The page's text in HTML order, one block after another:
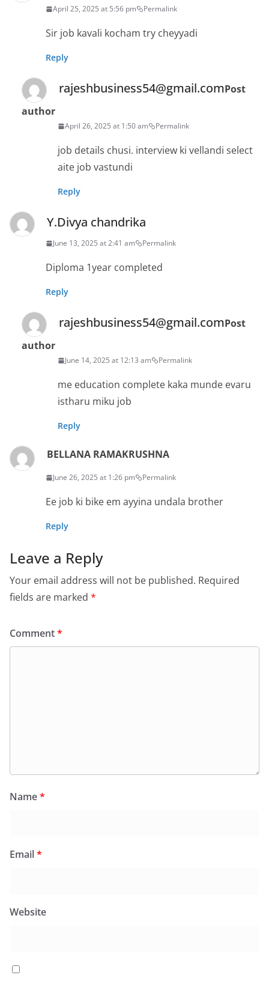
April 25, 2025 at 5:56 pm Permalink
Sir job kavali kocham try cheyyadi
Reply
rajeshbusiness54@gmail.comPost
author
April 26, 2025 at 1:50 am Permalink
job details chusi. interview ki vellandi select
aite job vastundi
Reply
Y.Divya chandrika
June 13, 2025 at 2:41 am Permalink
Diploma 1year completed
Reply
rajeshbusiness54@gmail.comPost
author
June 14, 2025 at 12:13 am Permalink
me education complete kaka munde evaru
istharu miku job
Reply
BELLANA RAMAKRUSHNA
June 26, 2025 at 1:26 pm Permalink
Ee job ki bike em ayyina undala brother
Reply
Leave a Reply
Your email address will not be published. Required
fields are marked *
Comment*
Name*
Email*
Website